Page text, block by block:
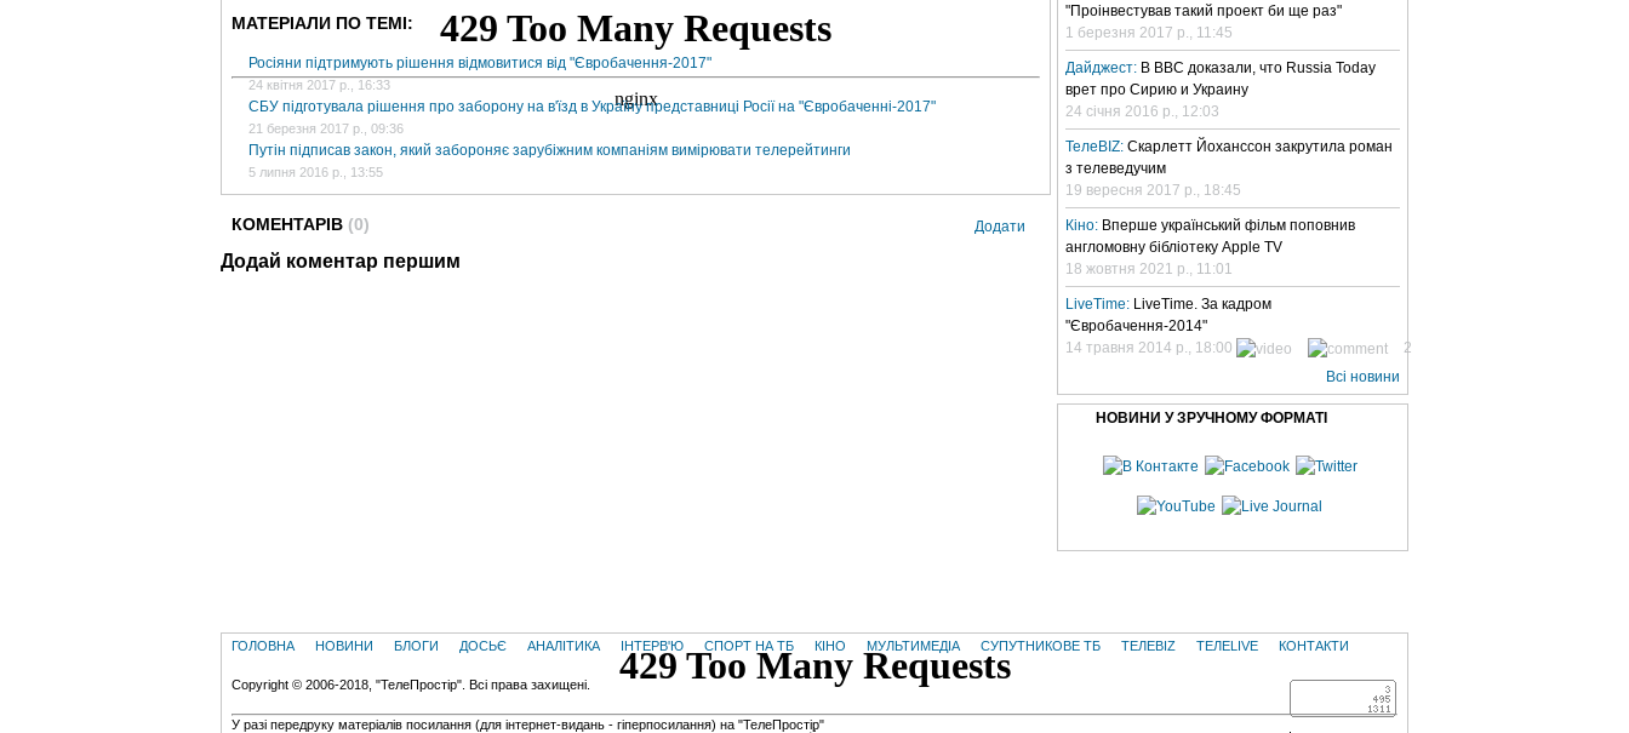
МАТЕРІАЛИ ПО ТЕМІ:
Росіяни підтримують рішення відмовитися від "Євробачення-2017"
24 квітня 2017 р., 16:33
СБУ підготувала рішення про заборону на в'їзд в Україну представниці Росії на "Євробаченні-2017"
21 березня 2017 р., 09:36
Путін підписав закон, який забороняє зарубіжним компаніям вимірювати телерейтинги
5 липня 2016 р., 13:55
Додати
КОМЕНТАРІВ (0)
Додай коментар першим
"Проінвестував такий проект би ще раз"
1 березня 2017 р., 11:45
Дайджест: В BBC доказали, что Russia Today
врет про Сирию и Украину
24 січня 2016 р., 12:03
ТелеBIZ: Скарлетт Йоханссон закрутила роман
з телеведучим
19 вересня 2017 р., 18:45
Кіно: Вперше український фільм поповнив
англомовну бібліотеку Apple TV
18 жовтня 2021 р., 11:01
LiveTime: LiveTime. За кадром
"Євробачення-2014"
14 травня 2014 р., 18:00
2
Всі новини
НОВИНИ У ЗРУЧНОМУ ФОРМАТІ
ГОЛОВНА НОВИНИ БЛОГИ ДОСЬЄ АНАЛІТИКА ІНТЕРВ'Ю СПОРТ НА ТБ КІНО МУЛЬТИМЕДІА СУПУТНИКОВЕ ТБ ТЕЛЕBIZ ТЕЛЕLIVE КОНТАКТИ
Copyright © 2006-2018, "ТелеПростір". Всі права захищені.
У разі передруку матеріалів посилання (для iнтернет-видань - гiперпосилання) на "ТелеПростір"